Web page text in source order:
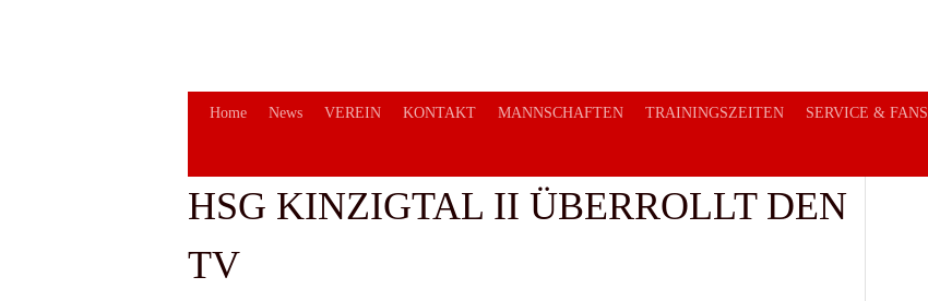
Home News VEREIN KONTAKT MANNSCHAFTEN TRAININGSZEITEN SERVICE & FANS
HSG KINZIGTAL II ÜBERROLLT DEN
TV